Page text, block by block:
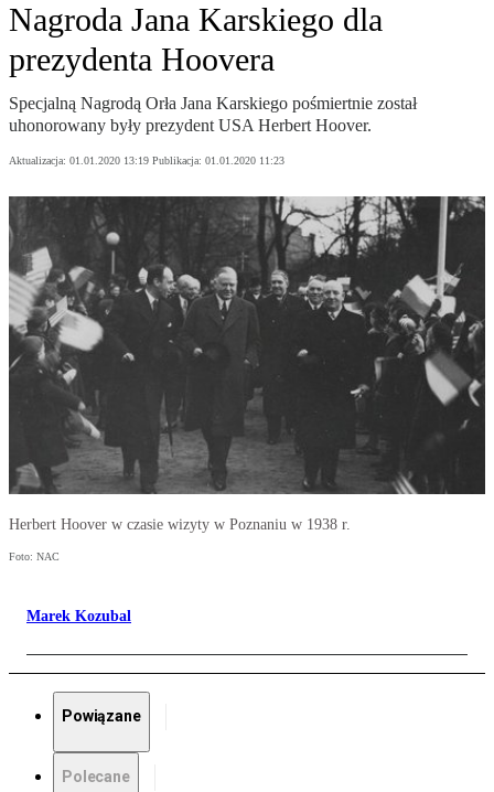
Nagroda Jana Karskiego dla
prezydenta Hoovera
Specjalną Nagrodą Orła Jana Karskiego pośmiertnie został
uhonorowany były prezydent USA Herbert Hoover.
Aktualizacja: 01.01.2020 13:19 Publikacja: 01.01.2020 11:23
Herbert Hoover w czasie wizyty w Poznaniu w 1938 r.
Foto: NAC
Marek Kozubal
Powiązane
Polecane